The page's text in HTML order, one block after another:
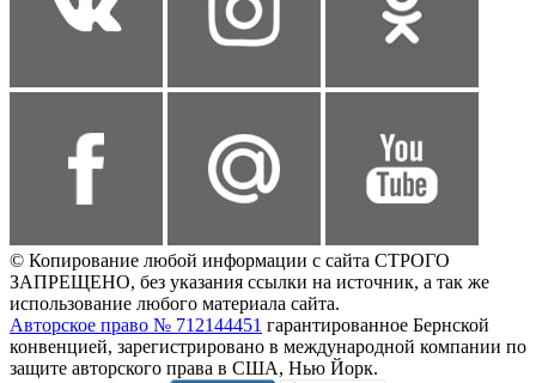
© Копирование любой информации с сайта СТРОГО
ЗАПРЕЩЕНО, без указания ссылки на источник, а так же
использование любого материала сайта.
Авторское право № 712144451 гарантированное Бернской
конвенцией, зарегистрировано в международной компании по
защите авторского права в США, Нью Йорк.